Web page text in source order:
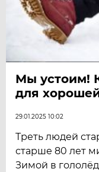
Мы устоим!
для
29.01.2025 10:02
Треть людей
старше 80 лет
Зимой в